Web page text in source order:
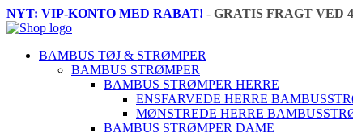
NYT: VIP-KONTO MED RABAT! - GRATIS FRAGT VED
BAMBUS TØJ & STRØMPER
BAMBUS STRØMPER
BAMBUS STRØMPER HERRE
ENSFARVEDE HERRE
MØNSTREDE HERRE
BAMBUS STRØMPER DAME